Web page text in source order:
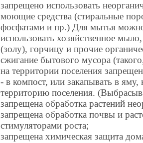
запрещено использовать
моющие средства (стиральные
фосфатами и пр.) Для мытья
использовать хозяйственное
(золу), горчицу и прочие
сжигание бытового мусора
на территории поселения
- в компост, или закапывать в яму,
территорию поселения.
запрещена обработка растений
запрещена обработка почвы и
стимуляторами роста;
запрещена химическая защита